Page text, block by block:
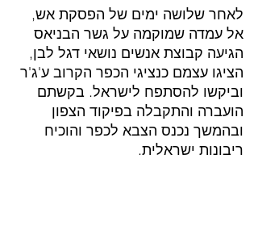
לאחר שלושה ימים של הפסקת אש,
אל עמדה שמוקמה על גשר הבניאס
הגיעה קבוצת אנשים נושאי דגל לבן,
הציגו עצמם כנציגי הכפר הקרוב ע'ג'ר
וביקשו להסתפח לישראל. בקשתם
הועברה והתקבלה בפיקוד הצפון
ובהמשך נכנס הצבא לכפר והוכיח
ריבונות ישראלית.